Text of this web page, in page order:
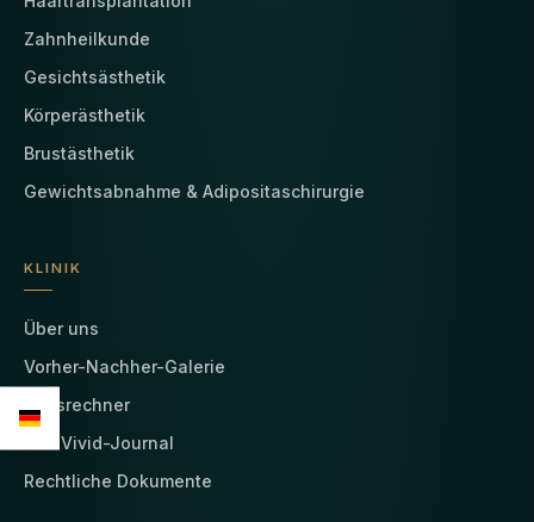
Zahnheilkunde
Gesichtsästhetik
Körperästhetik
Brustästhetik
Gewichtsabnahme & Adipositaschirurgie
KLINIK
Über uns
Vorher-Nachher-Galerie
Preisrechner
Das Vivid-Journal
Rechtliche Dokumente